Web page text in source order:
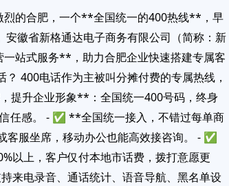
烈的合肥，一个**全国统一的400热线**，早
徽省新格通达电子商务有限公司（简称：新
一站式服务**，助力合肥企业快速搭建专属客
400电话作为主被叫分摊付费的专属热线，
提升企业形象**：全国统一400号码，终身
任感。 - ✅ **全国统一接入，不错过每单商
服坐席，移动办公也能高效接咨询。 - ✅
以上，客户仅付本地市话费，拨打意愿更
来电录音、通话统计、语音导航、黑名单设